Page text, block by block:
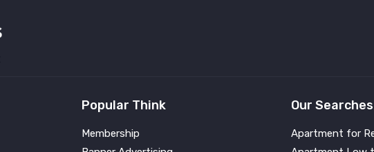
Popular Think
Membership
Our Searches
Apartment for